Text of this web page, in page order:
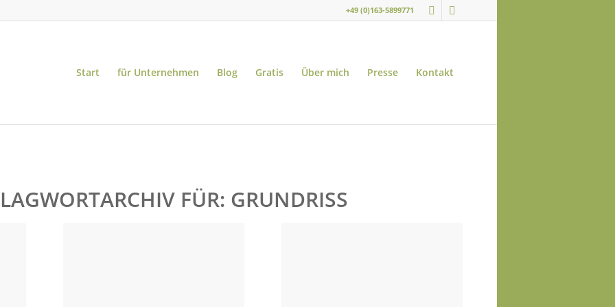
+49 (0)163-5899771
Start für Unternehmen Blog Gratis Über mich Presse Kontakt
FÜR: GRUNDRISS